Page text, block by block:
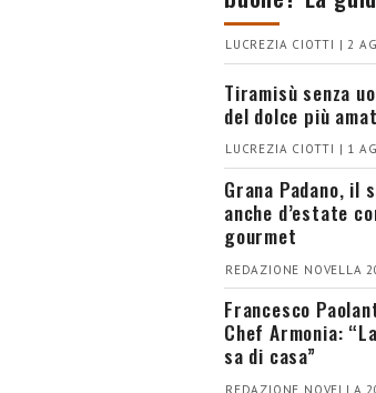
LUCREZIA CIOTTI | 2
Tiramisù senza
del dolce più
LUCREZIA CIOTTI | 1
Grana Padano, il
anche d’estate
gourmet
REDAZIONE NOVELLA
Francesco
Chef Armonia:
sa di casa”
REDAZIONE NOVELLA